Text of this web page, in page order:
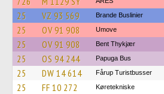
25 VZ 93 569 Brande Buslinier
25 OV 91 908 Umove
25 OV 91 908 Bent Thykjær
25 OS 94 244 Papuga Bus
25 DW 14 614 Fårup Turistbusser
25 FF 10 272 Køretekniske